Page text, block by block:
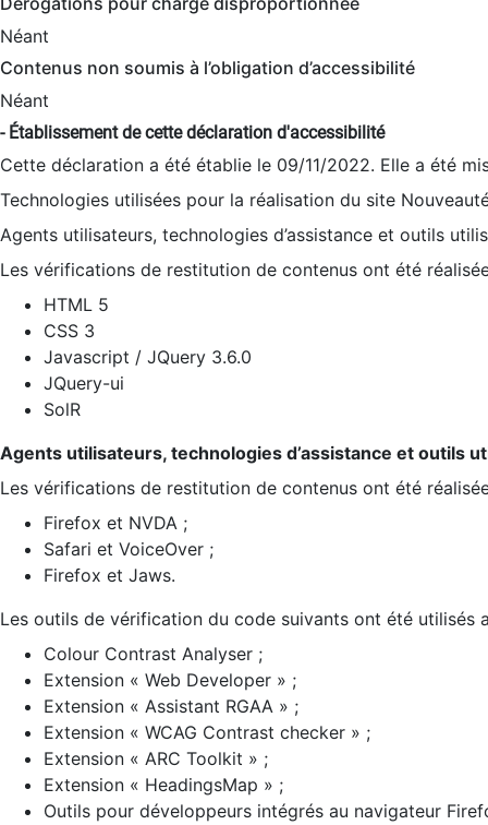
Néant
Contenus non soumis à l’obligation d’accessibilité
Néant
- Établissement de cette déclaration d'accessibilité
Cette déclaration a été établie le 09/11/2022. Elle a été
Technologies utilisées pour la réalisation du site
Agents utilisateurs, technologies d’assistance et outils
Les vérifications de restitution de contenus ont été
HTML 5
CSS 3
Javascript / JQuery 3.6.0
JQuery-ui
SolR
Agents utilisateurs, technologies d’assistance et outils
Les vérifications de restitution de contenus ont été
Firefox et NVDA ;
Safari et VoiceOver ;
Firefox et Jaws.
Les outils de vérification du code suivants ont été utilisés
Colour Contrast Analyser ;
Extension « Web Developer » ;
Extension « Assistant RGAA » ;
Extension « WCAG Contrast checker » ;
Extension « ARC Toolkit » ;
Extension « HeadingsMap » ;
Outils pour développeurs intégrés au navigateur